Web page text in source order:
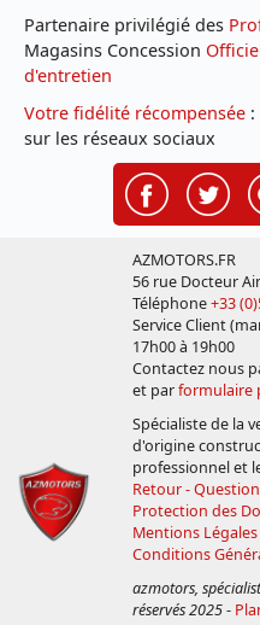
Partenaire privilégié des
Magasins Concession
d'entretien
Votre fidélité récompensée
sur les réseaux sociaux
AZMOTORS.FR
56 rue Docteur
Téléphone+33
Service Client
17h00 à 19h00
Contactez nous
et parformulaire
Spécialiste de la
d'origine
professionnel et
Retour -
Protection des
Mentions Légales
Conditions
azmotors,
réservés 2025-